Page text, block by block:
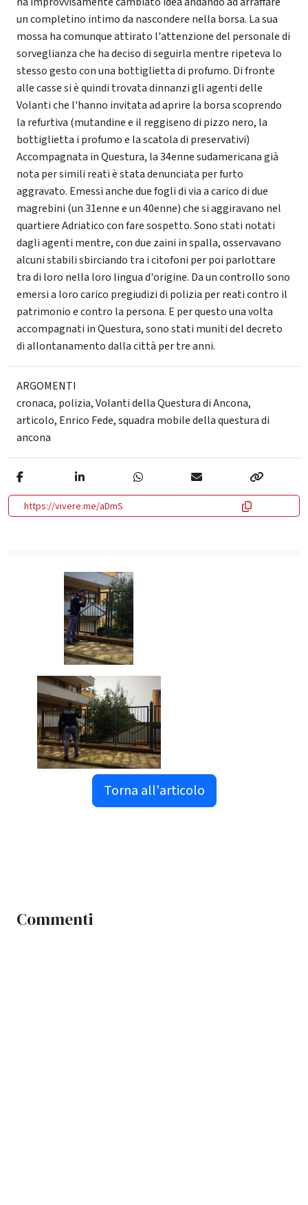
un completino intimo da nascondere nella borsa. La sua
mossa ha comunque attirato l'attenzione del personale di
sorveglianza che ha deciso di seguirla mentre ripeteva lo
stesso gesto con una bottiglietta di profumo. Di fronte
alle casse si è quindi trovata dinnanzi gli agenti delle
Volanti che l'hanno invitata ad aprire la borsa scoprendo
la refurtiva (mutandine e il reggiseno di pizzo nero, la
bottiglietta i profumo e la scatola di preservativi)
Accompagnata in Questura, la 34enne sudamericana già
nota per simili reati è stata denunciata per furto
aggravato. Emessi anche due fogli di via a carico di due
magrebini (un 31enne e un 40enne) che si aggiravano nel
quartiere Adriatico con fare sospetto. Sono stati notati
dagli agenti mentre, con due zaini in spalla, osservavano
alcuni stabili sbirciando tra i citofoni per poi parlottare
tra di loro nella loro lingua d'origine. Da un controllo sono
emersi a loro carico pregiudizi di polizia per reati contro il
patrimonio e contro la persona. E per questo una volta
accompagnati in Questura, sono stati muniti del decreto
di allontanamento dalla città per tre anni.
ARGOMENTI
cronaca, polizia,Volanti della Questura di Ancona,
articolo, Enrico Fede,squadra mobile della questura di
ancona
https://vivere.me/aDmS
Torna all'articolo
Commenti